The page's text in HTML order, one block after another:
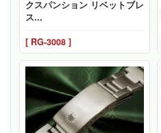
クスパンション リベットブレ
ス...
[ RG-3008 ]